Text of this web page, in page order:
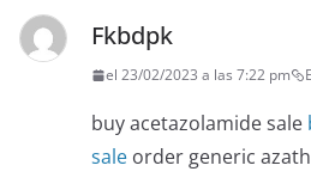
Fkbdpk
el 23/02/2023 a las 7:22 pm
buy acetazolamide sale
sale order generic